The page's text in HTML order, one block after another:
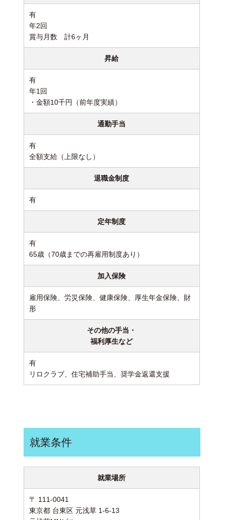
有
年2回
賞与月数 計6ヶ月
昇給
有
年1回
・金額10千円（前年度実績）
通勤手当
有
全額支給（上限なし）
退職金制度
有
定年制度
有
65歳（70歳までの再雇用制度あり）
加入保険
雇用保険、労災保険、健康保険、厚生年金保険、財
形
その他の手当・
福利厚生など
有
リロクラブ、住宅補助手当、奨学金返還支援
就業条件
就業場所
〒 111-0041
東京都 台東区 元浅草 1-6-13